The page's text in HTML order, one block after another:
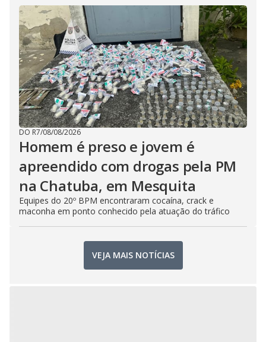
DO R7/08/08/2026
Homem é preso e jovem é
apreendido com drogas pela PM
na Chatuba, em Mesquita
Equipes do 20º BPM encontraram cocaína, crack e
maconha em ponto conhecido pela atuação do tráfico
VEJA MAIS NOTÍCIAS